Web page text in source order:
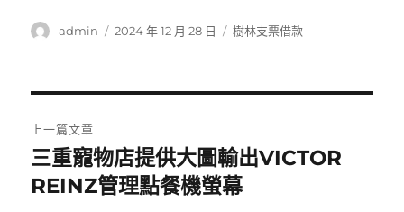
作
admin
發
2024 年 12 月 28 日
分
樹林支票借款
章
導
上一篇文章
上
一
三重寵物店提供大圖輸出VICTOR
REINZ管理點餐機螢幕